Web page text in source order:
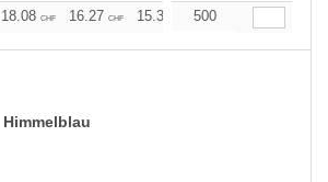
18.08 CHF 16.27 CHF 15.37 14.46
500
Himmelblau